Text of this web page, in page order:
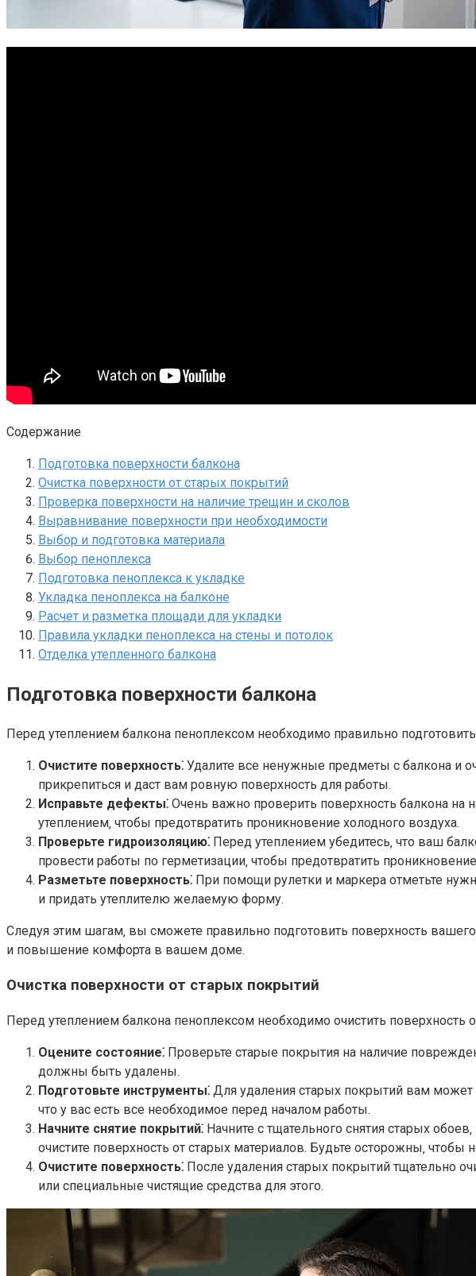
Содержание
Подготовка поверхности балкона
Очистка поверхности от старых покрытий
Проверка поверхности на наличие трещин и сколов
Выравнивание поверхности при необходимости
Выбор и подготовка материала
Выбор пеноплекса
Подготовка пеноплекса к укладке
Укладка пеноплекса на балконе
Расчет и разметка площади для укладки
Правила укладки пеноплекса на стены и потолок
Отделка утепленного балкона
Подготовка поверхности балкона
Перед утеплением балкона пеноплексом необходимо правильно
Очистите поверхность⁚ Удалите все ненужные предметы с балкона и
прикрепиться и даст вам ровную поверхность для работы.
Исправьте дефекты⁚ Очень важно проверить поверхность балкона на
утеплением‚ чтобы предотвратить проникновение холодного воздуха.​
Проверьте гидроизоляцию⁚ Перед утеплением убедитесь‚ что ваш
провести работы по герметизации‚ чтобы предотвратить
Разметьте поверхность⁚ При помощи рулетки и маркера отметьте
и придать утеплителю желаемую форму.
Следуя этим шагам‚ вы сможете правильно подготовить поверхность
и повышение комфорта в вашем доме.
Очистка поверхности от старых покрытий
Перед утеплением балкона пеноплексом необходимо очистить поверхность
Оцените состояние⁚ Проверьте старые покрытия на наличие
должны быть удалены.​
Подготовьте инструменты⁚ Для удаления старых покрытий вам может
что у вас есть все необходимое перед началом работы.​
Начните снятие покрытий⁚ Начните с тщательного снятия старых
очистите поверхность от старых материалов.​ Будьте осторожны‚ чтобы
Очистите поверхность⁚ После удаления старых покрытий тщательно
или специальные чистящие средства для этого.​